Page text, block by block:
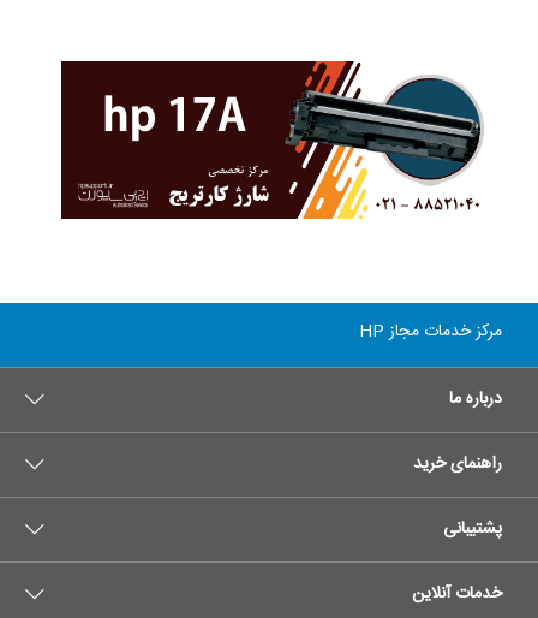
مرکز خدمات مجاز HP
درباره ما
راهنمای خرید
پشتیبانی
خدمات آنلاین